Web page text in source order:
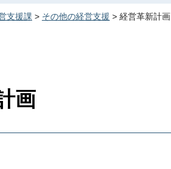
支援課 > その他の経営支援 > 経営革新計画
画